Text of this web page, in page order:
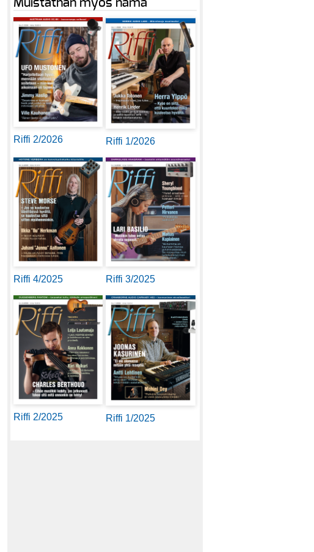
Muistathan myös nämä
Riffi 2/2026 Riffi 1/2026
Riffi 4/2025 Riffi 3/2025
Riffi 2/2025 Riffi 1/2025